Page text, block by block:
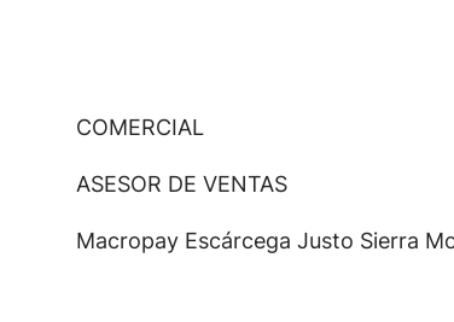
COMERCIAL
ASESOR DE VENTAS
Macropay Escárcega Justo Sierra